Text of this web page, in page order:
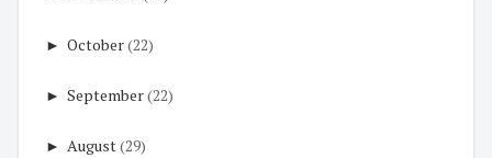
► October(22)
► September(22)
► August(29)